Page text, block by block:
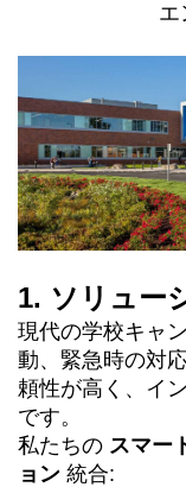
エ
1. ソリュー
現代の学校キャ
動、緊急時の対
頼性が高く、イ
です。
私たちの スマー
ョン 統合: